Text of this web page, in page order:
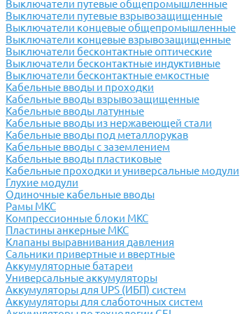
Выключатели путевые общепромышленные
Выключатели путевые взрывозащищенные
Выключатели концевые общепромышленные
Выключатели концевые взрывозащищенные
Выключатели бесконтактные оптические
Выключатели бесконтактные индуктивные
Выключатели бесконтактные емкостные
Кабельные вводы и проходки
Кабельные вводы взрывозащищенные
Кабельные вводы латунные
Кабельные вводы из нержавеющей стали
Кабельные вводы под металлорукав
Кабельные вводы с заземлением
Кабельные вводы пластиковые
Кабельные проходки и универсальные модули
Глухие модули
Одиночные кабельные вводы
Рамы МКС
Компрессионные блоки МКС
Пластины анкерные МКС
Клапаны выравнивания давления
Сальники привертные и ввертные
Аккумуляторные батареи
Универсальные аккумуляторы
Аккумуляторы для UPS (ИБП) систем
Аккумуляторы для слаботочных систем